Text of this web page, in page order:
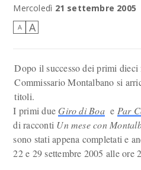
Mercoledì 21 settembre 2005
A A
Dopo il successo dei primi
Commissario Montalbano si
titoli.
I primi due Giro di Boae Par
di racconti Un mese con
sono stati appena completati e
22 e 29 settembre 2005 alle ore